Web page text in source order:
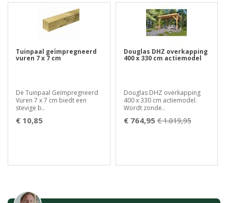
Tuinpaal geïmpregneerd
vuren 7 x 7 cm
De Tuinpaal Geïmpregneerd
Vuren 7 x 7 cm biedt een
stevige b..
€ 10,85
Douglas DHZ overkapping
400 x 330 cm actiemodel
Douglas DHZ overkapping
400 x 330 cm actiemodel.
Wordt zonde..
€ 764,95 € 1.019,95